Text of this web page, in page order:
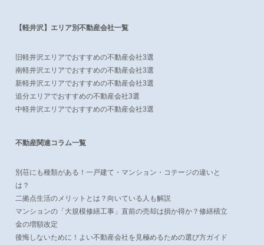
【軽井沢】エリア別不動産会社一覧
旧軽井沢エリアでおすすめの不動産会社3選
南軽井沢エリアでおすすめの不動産会社3選
新軽井沢エリアでおすすめの不動産会社3選
追分エリアでおすすめの不動産会社3選
中軽井沢エリアでおすすめの不動産会社3選
不動産関連コラム一覧
別荘にも種類がある！一戸建て・マンション・コテージの違いと
は？
二拠点生活のメリットとは？向いている人も解説
マンションの「大規模修繕工事」直前の売却は損か得か？修繕積立
金の増額改定
後悔しないために！よい不動産会社を見極めるための選び方ガイド